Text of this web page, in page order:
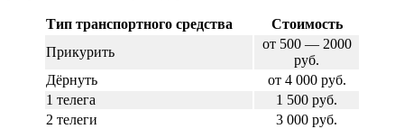
Тип транспортного средства
Стоимость
Прикурить
от 500 — 2000
руб.
Дёрнуть
от 4 000 руб.
1 телега
1 500 руб.
2 телеги
3 000 руб.